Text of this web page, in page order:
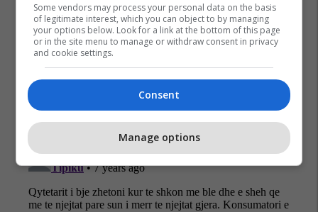
Some vendors may process your personal data on the basis
of legitimate interest, which you can object to by managing
your options below. Look for a link at the bottom of this page
or in the site menu to manage or withdraw consent in privacy
and cookie settings.
Consent
Manage options